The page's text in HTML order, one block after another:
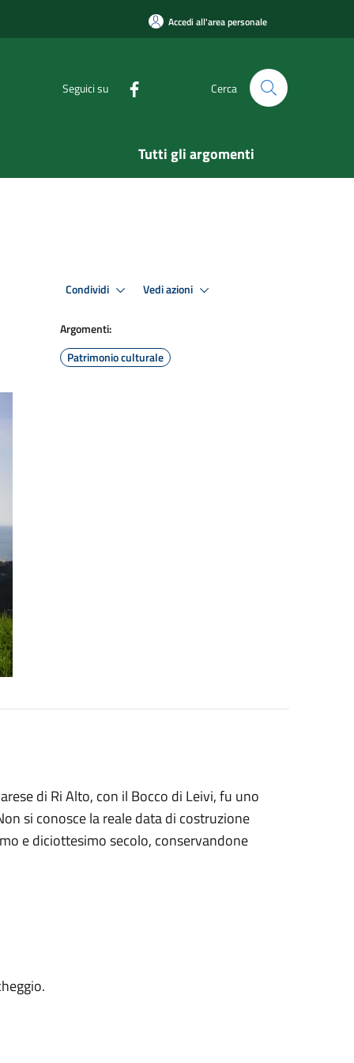
Accedi all'area personale
Seguici su Cerca
Tutti gli argomenti
Condividi Vedi azioni
Argomenti:
Patrimonio culturale
di Ri Alto, con il Bocco di Leivi, fu uno
si conosce la reale data di costruzione
e diciottesimo secolo, conservandone